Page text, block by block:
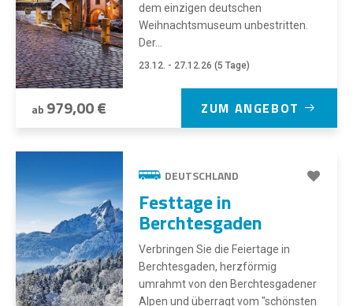
dem einzigen deutschen
Weihnachtsmuseum unbestritten.
Der...
23.12. - 27.12.26 (5 Tage)
ab 979,00 € ZUM ANGEBOT
DEUTSCHLAND
Festtage in
Berchtesgaden
Verbringen Sie die Feiertage in
Berchtesgaden, herzförmig
umrahmt von den Berchtesgadener
Alpen und überragt vom "schönsten